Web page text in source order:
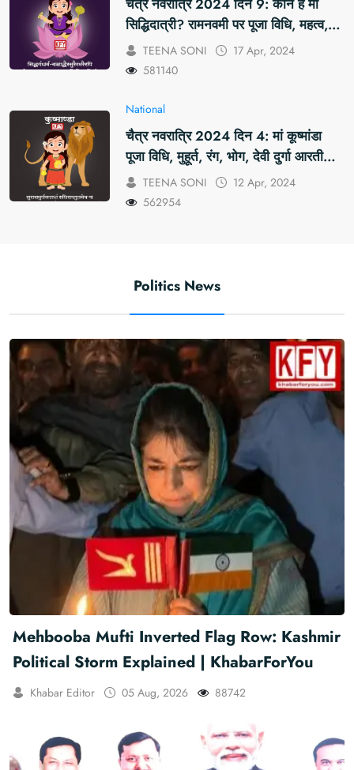
चैत्र नवरात्रि 2024 दिन 9: कौन हैं मां
सिद्धिदात्री? रामनवमी पर पूजा विधि, महत्व,
रंग, प्रसाद #KFY #KFYNEWS
#KHABARFORYOU
#NAVRATRIDAY
TEENA SONI
17 Apr, 2024
581140
National
चैत्र नवरात्रि 2024 दिन 4: मां कूष्मांडा
पूजा विधि, मुहूर्त, रंग, भोग, देवी दुर्गा आरती
और मंत्र #KFY #KFYNEWS
#KHABARFORYOU
TEENA SONI
12 Apr, 2024
562954
Politics News
Mehbooba Mufti Inverted Flag Row: Kashmir
Political Storm Explained | KhabarForYou
Khabar Editor 05 Aug, 2026 88742